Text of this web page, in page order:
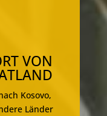
VON
Kosovo,
Länder